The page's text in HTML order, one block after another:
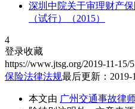
深圳中院关于审理财产
（试行）（2015）
4
登录收藏
https://www.jtsg.org/2019-11-15/
保险法律法规最后更新：2019-
本文由 广州交通事故律